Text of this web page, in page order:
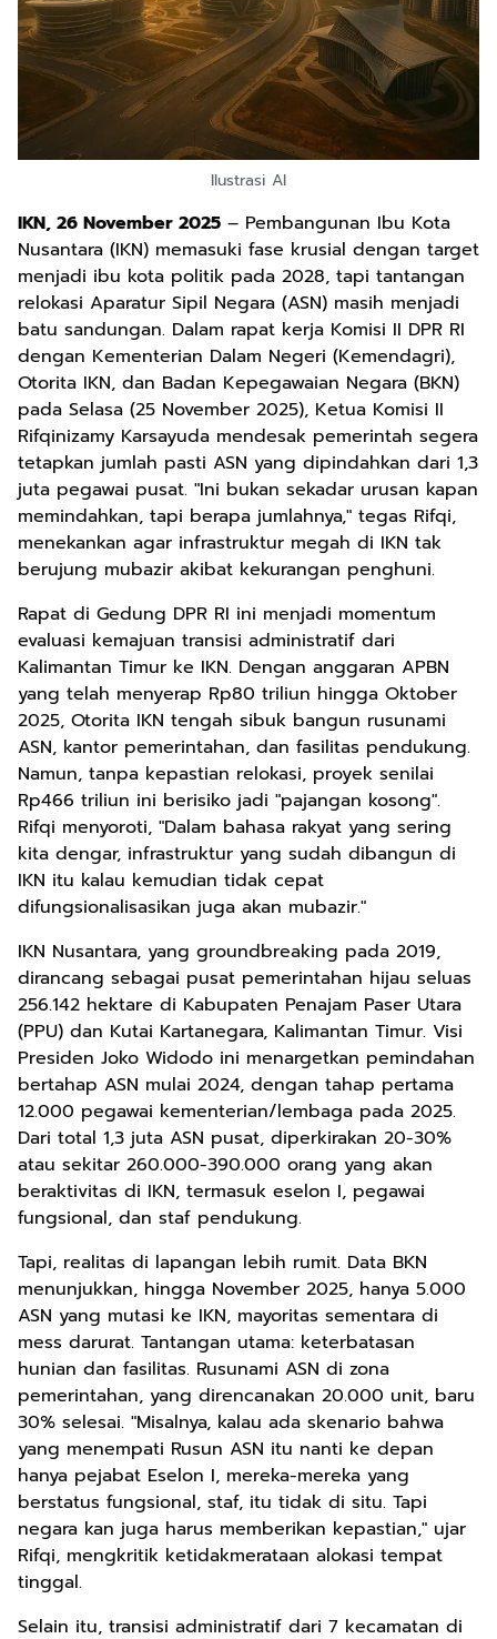
Ilustrasi AI
IKN, 26 November 2025 – Pembangunan Ibu Kota
Nusantara (IKN) memasuki fase krusial dengan target
menjadi ibu kota politik pada 2028, tapi tantangan
relokasi Aparatur Sipil Negara (ASN) masih menjadi
batu sandungan. Dalam rapat kerja Komisi II DPR RI
dengan Kementerian Dalam Negeri (Kemendagri),
Otorita IKN, dan Badan Kepegawaian Negara (BKN)
pada Selasa (25 November 2025), Ketua Komisi II
Rifqinizamy Karsayuda mendesak pemerintah segera
tetapkan jumlah pasti ASN yang dipindahkan dari 1,3
juta pegawai pusat. "Ini bukan sekadar urusan kapan
memindahkan, tapi berapa jumlahnya," tegas Rifqi,
menekankan agar infrastruktur megah di IKN tak
berujung mubazir akibat kekurangan penghuni.
Rapat di Gedung DPR RI ini menjadi momentum
evaluasi kemajuan transisi administratif dari
Kalimantan Timur ke IKN. Dengan anggaran APBN
yang telah menyerap Rp80 triliun hingga Oktober
2025, Otorita IKN tengah sibuk bangun rusunami
ASN, kantor pemerintahan, dan fasilitas pendukung.
Namun, tanpa kepastian relokasi, proyek senilai
Rp466 triliun ini berisiko jadi "pajangan kosong".
Rifqi menyoroti, "Dalam bahasa rakyat yang sering
kita dengar, infrastruktur yang sudah dibangun di
IKN itu kalau kemudian tidak cepat
difungsionalisasikan juga akan mubazir."
IKN Nusantara, yang groundbreaking pada 2019,
dirancang sebagai pusat pemerintahan hijau seluas
256.142 hektare di Kabupaten Penajam Paser Utara
(PPU) dan Kutai Kartanegara, Kalimantan Timur. Visi
Presiden Joko Widodo ini menargetkan pemindahan
bertahap ASN mulai 2024, dengan tahap pertama
12.000 pegawai kementerian/lembaga pada 2025.
Dari total 1,3 juta ASN pusat, diperkirakan 20-30%
atau sekitar 260.000-390.000 orang yang akan
beraktivitas di IKN, termasuk eselon I, pegawai
fungsional, dan staf pendukung.
Tapi, realitas di lapangan lebih rumit. Data BKN
menunjukkan, hingga November 2025, hanya 5.000
ASN yang mutasi ke IKN, mayoritas sementara di
mess darurat. Tantangan utama: keterbatasan
hunian dan fasilitas. Rusunami ASN di zona
pemerintahan, yang direncanakan 20.000 unit, baru
30% selesai. "Misalnya, kalau ada skenario bahwa
yang menempati Rusun ASN itu nanti ke depan
hanya pejabat Eselon I, mereka-mereka yang
berstatus fungsional, staf, itu tidak di situ. Tapi
negara kan juga harus memberikan kepastian," ujar
Rifqi, mengkritik ketidakmerataan alokasi tempat
tinggal.
Selain itu, transisi administratif dari 7 kecamatan di